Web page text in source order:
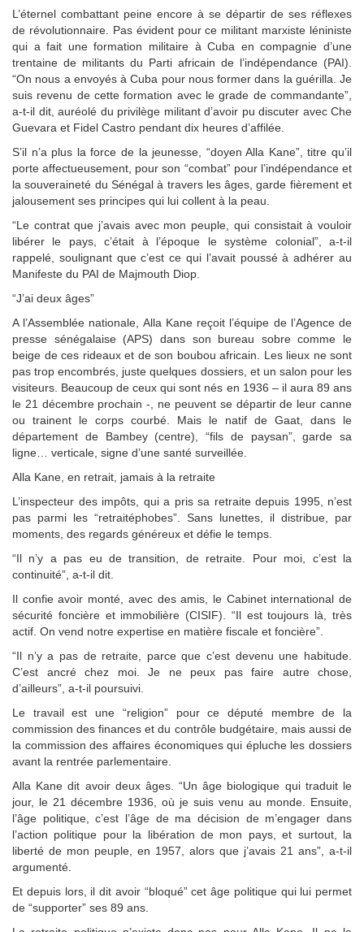
L’éternel combattant peine encore à se départir de ses réflexes
de révolutionnaire. Pas évident pour ce militant marxiste léniniste
qui a fait une formation militaire à Cuba en compagnie d’une
trentaine de militants du Parti africain de l’indépendance (PAI).
“On nous a envoyés à Cuba pour nous former dans la guérilla. Je
suis revenu de cette formation avec le grade de commandante”,
a-t-il dit, auréolé du privilège militant d’avoir pu discuter avec Che
Guevara et Fidel Castro pendant dix heures d’affilée.
S’il n’a plus la force de la jeunesse, “doyen Alla Kane”, titre qu’il
porte affectueusement, pour son “combat” pour l’indépendance et
la souveraineté du Sénégal à travers les âges, garde fièrement et
jalousement ses principes qui lui collent à la peau.
“Le contrat que j’avais avec mon peuple, qui consistait à vouloir
libérer le pays, c’était à l’époque le système colonial”, a-t-il
rappelé, soulignant que c’est ce qui l’avait poussé à adhérer au
Manifeste du PAI de Majmouth Diop.
“J’ai deux âges”
A l’Assemblée nationale, Alla Kane reçoit l’équipe de l’Agence de
presse sénégalaise (APS) dans son bureau sobre comme le
beige de ces rideaux et de son boubou africain. Les lieux ne sont
pas trop encombrés, juste quelques dossiers, et un salon pour les
visiteurs. Beaucoup de ceux qui sont nés en 1936 – il aura 89 ans
le 21 décembre prochain -, ne peuvent se départir de leur canne
ou trainent le corps courbé. Mais le natif de Gaat, dans le
département de Bambey (centre), “fils de paysan”, garde sa
ligne… verticale, signe d’une santé surveillée.
Alla Kane, en retrait, jamais à la retraite
L’inspecteur des impôts, qui a pris sa retraite depuis 1995, n’est
pas parmi les “retraitéphobes”. Sans lunettes, il distribue, par
moments, des regards généreux et défie le temps.
“Il n’y a pas eu de transition, de retraite. Pour moi, c’est la
continuité”, a-t-il dit.
Il confie avoir monté, avec des amis, le Cabinet international de
sécurité foncière et immobilière (CISIF). “Il est toujours là, très
actif. On vend notre expertise en matière fiscale et foncière”.
“Il n’y a pas de retraite, parce que c’est devenu une habitude.
C’est ancré chez moi. Je ne peux pas faire autre chose,
d’ailleurs”, a-t-il poursuivi.
Le travail est une “religion” pour ce député membre de la
commission des finances et du contrôle budgétaire, mais aussi de
la commission des affaires économiques qui épluche les dossiers
avant la rentrée parlementaire.
Alla Kane dit avoir deux âges. “Un âge biologique qui traduit le
jour, le 21 décembre 1936, où je suis venu au monde. Ensuite,
l’âge politique, c’est l’âge de ma décision de m’engager dans
l’action politique pour la libération de mon pays, et surtout, la
liberté de mon peuple, en 1957, alors que j’avais 21 ans”, a-t-il
argumenté.
Et depuis lors, il dit avoir “bloqué” cet âge politique qui lui permet
de “supporter” ses 89 ans.